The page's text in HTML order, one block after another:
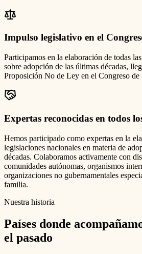
Impulso legislativo en el
Participamos en la elaboración de todas
sobre adopción de las últimas décadas,
Proposición No de Ley en el Congreso de
Expertas reconocidas en todos
Hemos participado como expertas en la
legislaciones nacionales en materia de
décadas. Colaboramos activamente con
comunidades autónomas, organismos
organizaciones no gubernamentales
familia.
Nuestra historia
Países donde
el pasado